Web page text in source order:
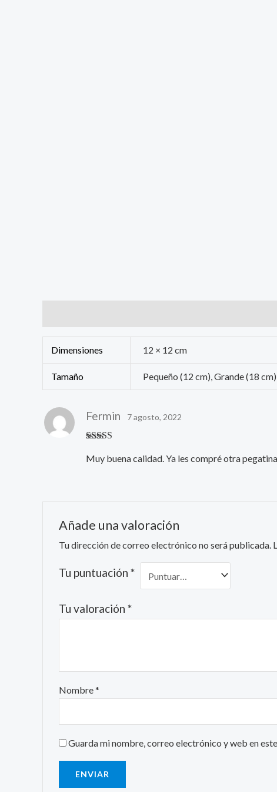
Dimensiones 12 × 12 cm
Tamaño Pequeño (12 cm), Grande (18 cm)
5de 5
Fermin 7 agosto, 2022
Muy buena calidad. Ya les compré otra
Añade una valoración
Tu dirección de correo electrónico no será publicada.
Tu puntuación *
Tu valoración *
Nombre*
Guarda mi nombre, correo electrónico y web en